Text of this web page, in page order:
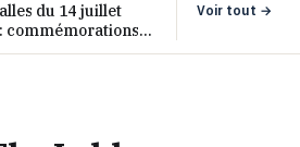
du 14 juillet
: commémorations
70 ans de ce
Voir tout →